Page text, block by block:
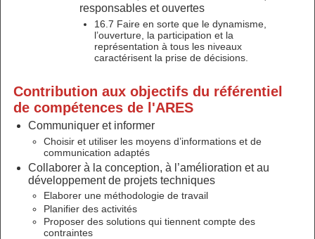
responsables et ouvertes
16.7 Faire en sorte que le dynamisme,
l’ouverture, la participation et la
représentation à tous les niveaux
caractérisent la prise de décisions.
Contribution aux objectifs du référentiel
de compétences de l'ARES
Communiquer et informer
Choisir et utiliser les moyens d’informations et de
communication adaptés
Collaborer à la conception, à l’amélioration et au
développement de projets techniques
Elaborer une méthodologie de travail
Planifier des activités
Proposer des solutions qui tiennent compte des
contraintes